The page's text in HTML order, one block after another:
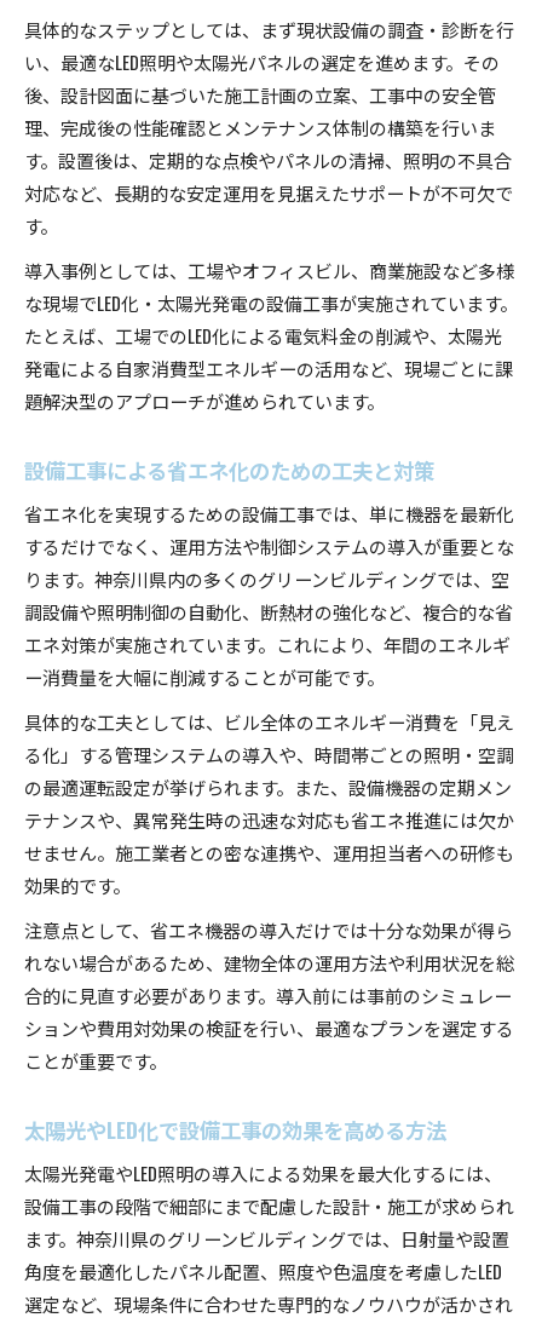
具体的なステップとしては、まず現状設備の調査・診断を行
い、最適なLED照明や太陽光パネルの選定を進めます。その
後、設計図面に基づいた施工計画の立案、工事中の安全管
理、完成後の性能確認とメンテナンス体制の構築を行いま
す。設置後は、定期的な点検やパネルの清掃、照明の不具合
対応など、長期的な安定運用を見据えたサポートが不可欠で
す。
導入事例としては、工場やオフィスビル、商業施設など多様
な現場でLED化・太陽光発電の設備工事が実施されています。
たとえば、工場でのLED化による電気料金の削減や、太陽光
発電による自家消費型エネルギーの活用など、現場ごとに課
題解決型のアプローチが進められています。
設備工事による省エネ化のための工夫と対策
省エネ化を実現するための設備工事では、単に機器を最新化
するだけでなく、運用方法や制御システムの導入が重要とな
ります。神奈川県内の多くのグリーンビルディングでは、空
調設備や照明制御の自動化、断熱材の強化など、複合的な省
エネ対策が実施されています。これにより、年間のエネルギ
ー消費量を大幅に削減することが可能です。
具体的な工夫としては、ビル全体のエネルギー消費を「見え
る化」する管理システムの導入や、時間帯ごとの照明・空調
の最適運転設定が挙げられます。また、設備機器の定期メン
テナンスや、異常発生時の迅速な対応も省エネ推進には欠か
せません。施工業者との密な連携や、運用担当者への研修も
効果的です。
注意点として、省エネ機器の導入だけでは十分な効果が得ら
れない場合があるため、建物全体の運用方法や利用状況を総
合的に見直す必要があります。導入前には事前のシミュレー
ションや費用対効果の検証を行い、最適なプランを選定する
ことが重要です。
太陽光やLED化で設備工事の効果を高める方法
太陽光発電やLED照明の導入による効果を最大化するには、
設備工事の段階で細部にまで配慮した設計・施工が求められ
ます。神奈川県のグリーンビルディングでは、日射量や設置
角度を最適化したパネル配置、照度や色温度を考慮したLED
選定など、現場条件に合わせた専門的なノウハウが活かされ